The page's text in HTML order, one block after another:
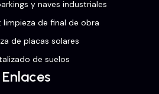
y naves industriales
limpieza de final de obra
de placas solares
de suelos
Enlaces